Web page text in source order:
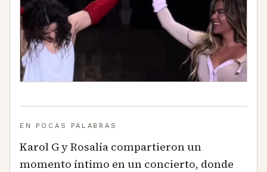
EN POCAS PALABRAS
Karol G y Rosalía compartieron un
momento íntimo en un concierto, donde